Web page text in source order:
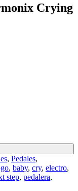
Crying
, Pedales,
, baby, cry, electro,
step, pedalera,